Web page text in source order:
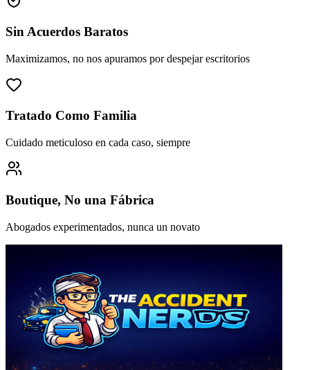
Sin Acuerdos Baratos
Maximizamos, no nos apuramos por despejar escritorios
Tratado Como Familia
Cuidado meticuloso en cada caso, siempre
Boutique, No una Fábrica
Abogados experimentados, nunca un novato